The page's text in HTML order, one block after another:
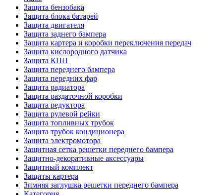
Защита бензобака
Защита блока батарей
Защита двигателя
Защита заднего бампера
Защита картера и коробки переключения передач
Защита кислородного датчика
Защита КПП
Защита переднего бампера
Защита передних фар
Защита радиатора
Защита раздаточной коробки
Защита редуктора
Защита рулевой рейки
Защита топливных трубок
Защита трубок кондиционера
Защита электромотора
Защитная сетка решетки переднего бампера
Защитно-декоративные аксессуары
Защитный комплект
Защиты картера
Зимняя заглушка решетки переднего бампера